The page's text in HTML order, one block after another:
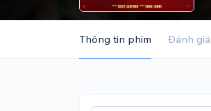
Thông tin phim Đánh giá